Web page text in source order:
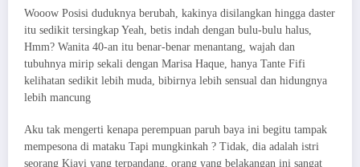
Wooow Posisi duduknya berubah, kakinya disilangkan hingga daster
itu sedikit tersingkap Yeah, betis indah dengan bulu-bulu halus,
Hmm? Wanita 40-an itu benar-benar menantang, wajah dan
tubuhnya mirip sekali dengan Marisa Haque, hanya Tante Fifi
kelihatan sedikit lebih muda, bibirnya lebih sensual dan hidungnya
lebih mancung
Aku tak mengerti kenapa perempuan paruh baya ini begitu tampak
mempesona di mataku Tapi mungkinkah ? Tidak, dia adalah istri
seorang Kiayi yang terpandang, orang yang belakangan ini sangat